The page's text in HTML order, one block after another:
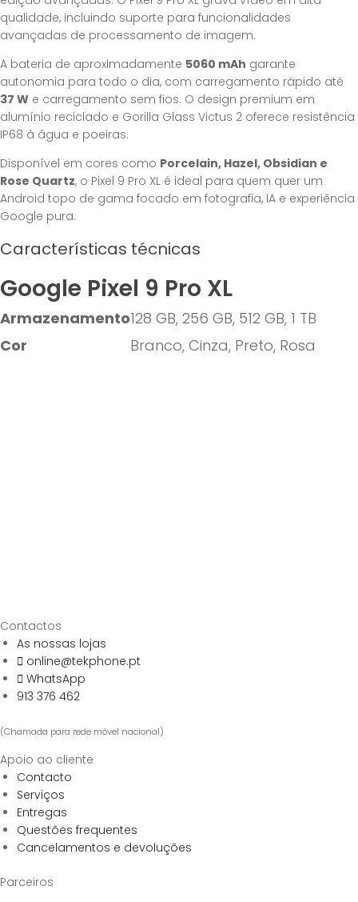
qualidade, incluindo suporte para funcionalidades
avançadas de processamento de imagem.
A bateria de aproximadamente 5060 mAh garante
autonomia para todo o dia, com carregamento rápido até
37 W e carregamento sem fios. O design premium em
alumínio reciclado e Gorilla Glass Victus 2 oferece resistência
IP68 à água e poeiras.
Disponível em cores como Porcelain, Hazel, Obsidian e
Rose Quartz, o Pixel 9 Pro XL é ideal para quem quer um
Android topo de gama focado em fotografia, IA e experiência
Google pura.
Características técnicas
Google Pixel 9 Pro XL
Armazenamento128 GB, 256 GB, 512 GB, 1 TB
Cor
Branco, Cinza, Preto, Rosa
Contactos
As nossas lojas
online@tekphone.pt
WhatsApp
913 376 462
(Chamada para rede móvel nacional)
Apoio ao cliente
Contacto
Serviços
Entregas
Questões frequentes
Cancelamentos e devoluções
Parceiros